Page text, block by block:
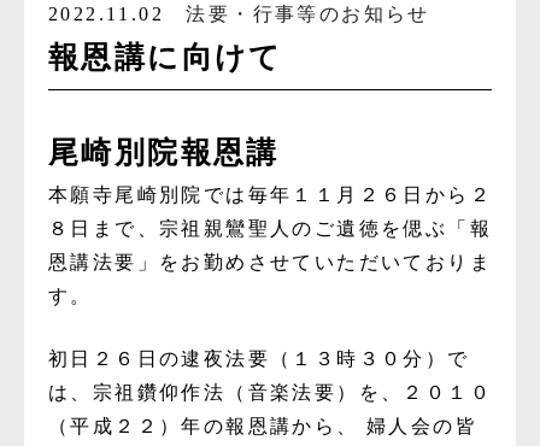
2022.11.02法要・行事等のお知らせ
報恩講に向けて
尾崎別院報恩講
本願寺尾崎別院では毎年１１月２６日から２
８日まで、宗祖親鸞聖人のご遺徳を偲ぶ「報
恩講法要」をお勤めさせていただいておりま
す。
初日２６日の逮夜法要（１３時３０分）で
は、宗祖鑽仰作法（音楽法要）を、２０１０
（平成２２）年の報恩講か ら
婦人会の皆